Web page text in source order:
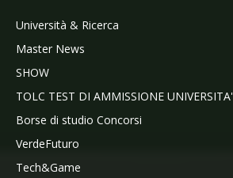
Università & Ricerca
Master News
SHOW
TOLC TEST DI AMMISSIONE UNIVERSITA'
Borse di studio Concorsi
VerdeFuturo
Tech&Game